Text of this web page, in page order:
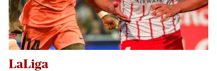
LaLiga